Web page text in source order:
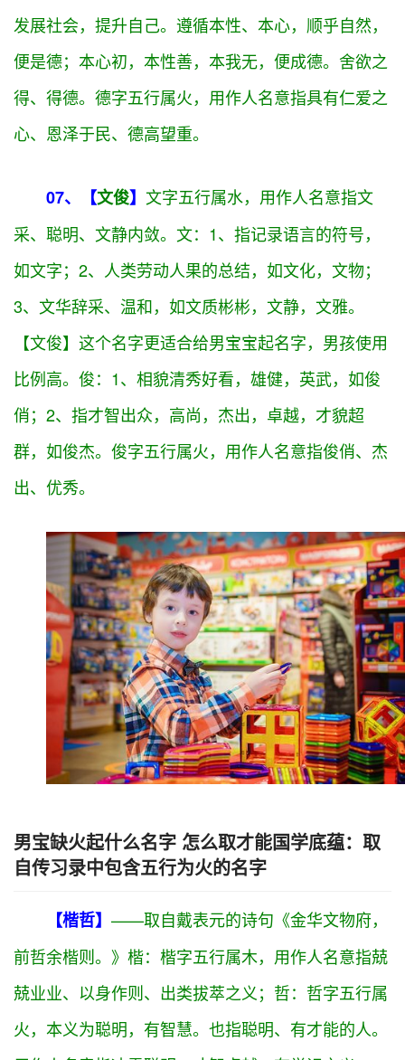
暖之义；
06、【 承德】 承字五行属 金，用作人名意指委以
重任、坚持、能干之义；承：顺从，迎合，继续，接
连；担当，应允。【承德】这个名字更适合给男宝宝
起名字，男孩使用比例高。德：本意为顺应自然，社
会，和人类客观规律去做事。不违背自然规律发展去
发展社会，提升自己。遵循本性、本心，顺乎自然，
便是德；本心初，本性善，本我无，便成德。舍欲之
得、得德。德字五行属 火 ，用作人名意指具有仁爱之
心、恩泽于民、德高望重。
07、【文俊 】 文字五行属水，用作人名意指文
采、聪明、文静内敛。文：1、指记录语言的符号，
如文字；2、人类劳动人果的总结，如文化，文物；
3、文华辞采、温和，如文质彬彬，文静，文雅。
【文俊】这个名字更适合给男宝宝起名字，男孩使用
比例高。俊：1、相貌清秀好看，雄健，英武，如俊
俏；2、指才智出众，高尚，杰出，卓越，才貌超
群，如俊杰。俊字五行属火，用作人名意指俊俏、杰
出、优秀。